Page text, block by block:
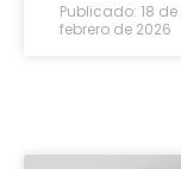
Publicado: 18
febrero de 2026